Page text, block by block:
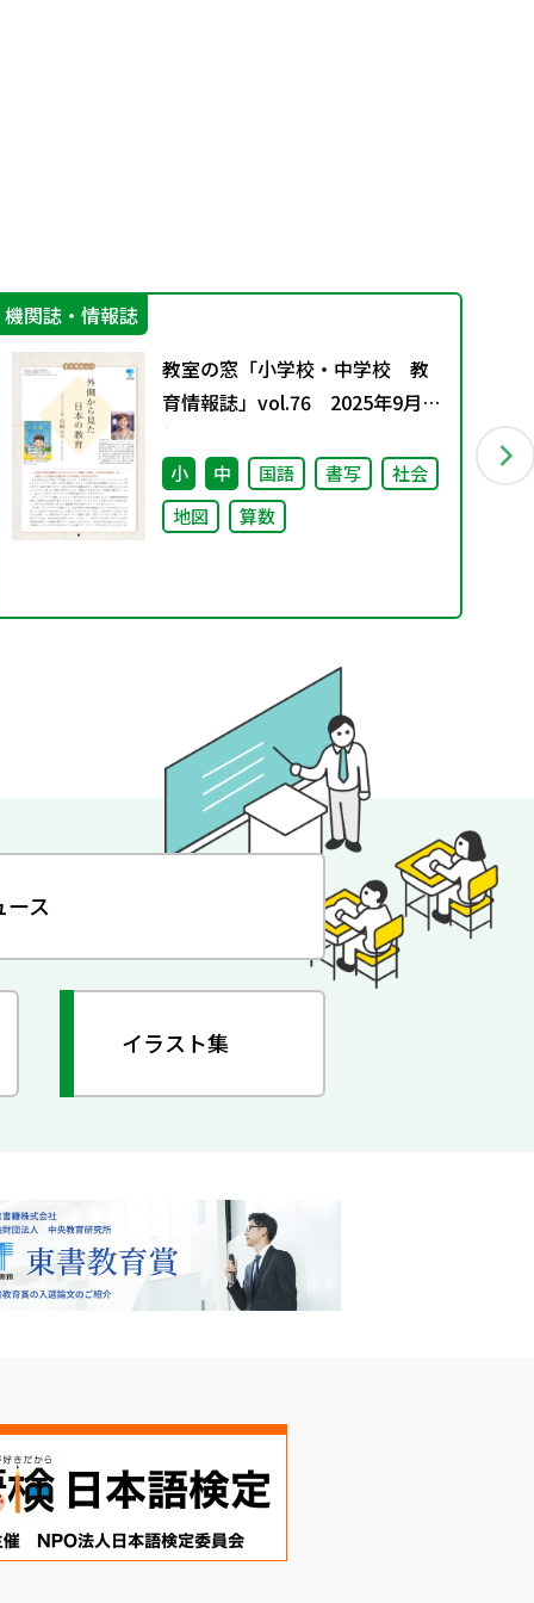
機関誌・情報誌
教室の窓「小学校・中学校 教
育情報誌」vol.76 2025年9月発
行
小 中 国語 書写
社会
地図
算数
ース
イラスト集